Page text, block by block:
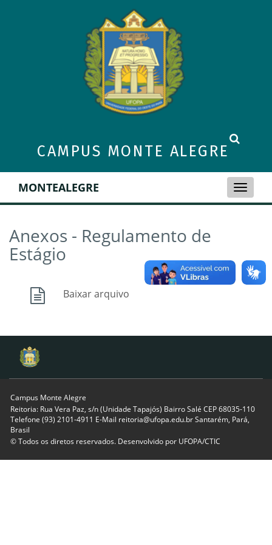
CAMPUS MONTE ALEGRE
Toggle
MONTEALEGRE
Anexos - Regulamento de
Estágio
Baixar arquivo
Campus Monte Alegre
Reitoria: Rua Vera Paz, s/n (Unidade Tapajós) Bairro Salé CEP 68035-110
Telefone (93) 2101-4911 E-Mail reitoria@ufopa.edu.br Santarém, Pará,
Brasil
© Todos os diretos reservados. Desenvolvido por UFOPA/CTIC